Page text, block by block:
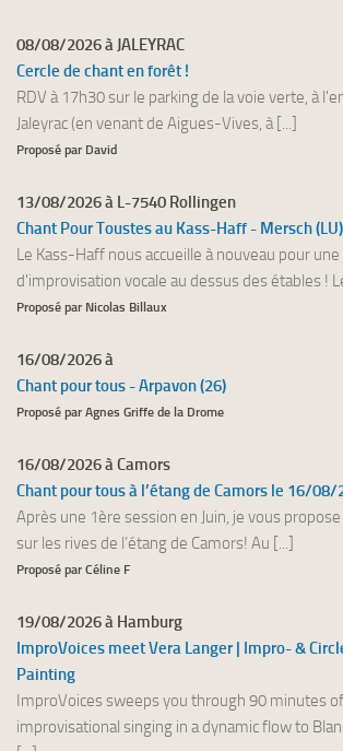
08/08/2026 à JALEYRAC
Cercle de chant en forêt !
RDV à 17h30 sur le parking de la voie verte, à
Jaleyrac (en venant de Aigues-Vives, à [...]
Proposé par David
13/08/2026 à L-7540 Rollingen
Chant Pour Toustes au Kass-Haff - Mersch (LU)
Le Kass-Haff nous accueille à nouveau pour une
d'improvisation vocale au dessus des étables !
Proposé par Nicolas Billaux
16/08/2026 à
Chant pour tous - Arpavon (26)
Proposé par Agnes Griffe de la Drome
16/08/2026 à Camors
Chant pour tous à l’étang de Camors le 16/
Après une 1ère session en Juin, je vous
sur les rives de l’étang de Camors! Au [...]
Proposé par Céline F
19/08/2026 à Hamburg
ImproVoices meet Vera Langer | Impro- &
Painting
ImproVoices sweeps you through 90 minutes
improvisational singing in a dynamic flow to